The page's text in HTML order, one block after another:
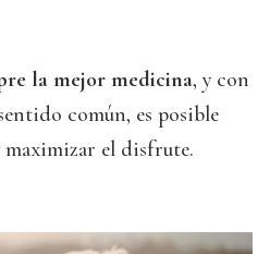
la mejor medicina, y con
común, es posible
el disfrute.